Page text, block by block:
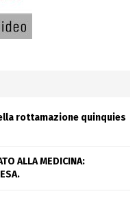
rottamazione quinquies
ALLA MEDICINA: